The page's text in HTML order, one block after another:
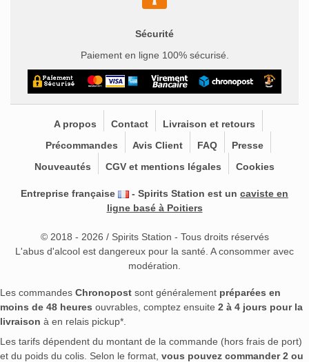
Sécurité
Paiement en ligne 100% sécurisé.
A propos Contact
Livraison et retours
Précommandes
Avis Client FAQ
Presse
Nouveautés
CGV et mentions légales Cookies
Entreprise française - Spirits Station est un caviste en
ligne basé à Poitiers
© 2018 - 2026 / Spirits Station - Tous droits réservés
L'abus d'alcool est dangereux pour la santé. A consommer avec
modération.
Les commandes Chronopost sont généralement préparées en
moins de 48 heures ouvrables, comptez ensuite 2 à 4 jours pour la
livraison à en relais pickup*.
Les tarifs dépendent du montant de la commande (hors frais de port)
et du poids du colis. Selon le format, vous pouvez commander 2 ou